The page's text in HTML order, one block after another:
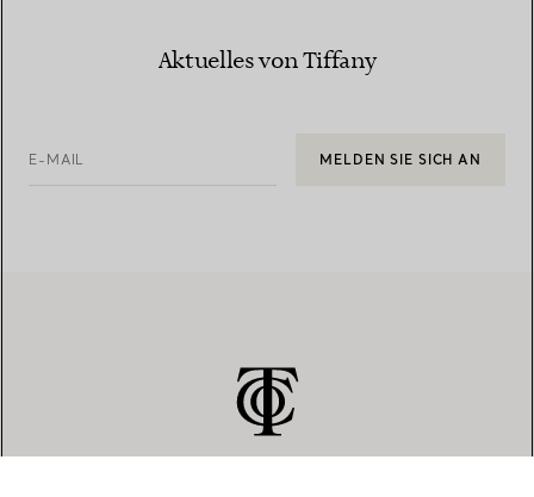
Aktuelles von Tiffany
E-MAIL MELDEN SIE SICH AN